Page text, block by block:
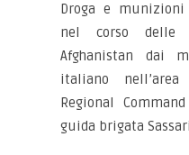
Droga e
nel corso delle
Afghanistan dai
italiano
Regional
guida brigata